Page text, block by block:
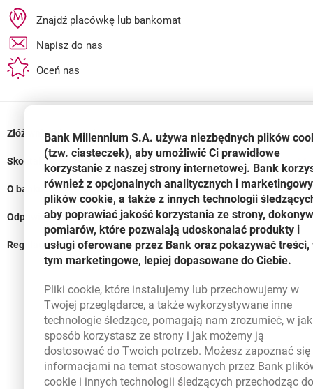
Znajdź placówkę lub bankomatotwiera się w nowej karcie
Napisz do nas
Oceń nas
Złóż wniosek przez internet
Skontaktuj się ze Specjalistą
O banku
Odpowiedzialny biznes
Regulacje zewnętrzne
Bank Millennium S.A. używa niezbędnych plików
(tzw. ciasteczek), aby umożliwić Ci prawidłowe
korzystanie z naszej strony internetowej. Bank
również z opcjonalnych analitycznych i
plików cookie, a także z innych technologii
aby poprawiać jakość korzystania ze strony,
pomiarów, które pozwalają udoskonalać produkty i
usługi oferowane przez Bank oraz pokazywać treści,
tym marketingowe, lepiej dopasowane do Ciebie.
Pliki cookie, które instalujemy lub przechowujemy w
Twojej przeglądarce, a także wykorzystywane inne
technologie śledzące, pomagają nam zrozumieć, w
sposób korzystasz ze strony i jak możemy ją
dostosować do Twoich potrzeb. Możesz zapoznać się
informacjami na temat stosowanych przez Bank
cookiei innych technologii śledzących przechodząc do